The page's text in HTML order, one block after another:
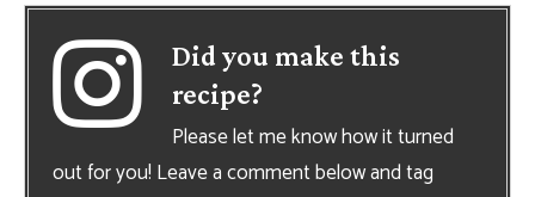
Did you make this
recipe?
Please let me know how it turned
out for you! Leave a comment below and tag